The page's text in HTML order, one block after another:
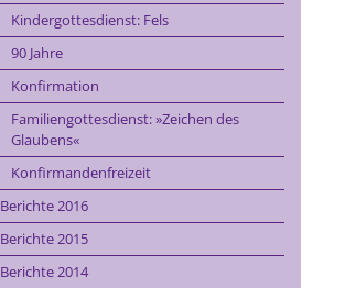
Kindergottesdienst: Fels
90 Jahre
Konfirmation
Familiengottesdienst: »Zeichen des
Glaubens«
Konfirmandenfreizeit
Berichte 2016
Berichte 2015
Berichte 2014